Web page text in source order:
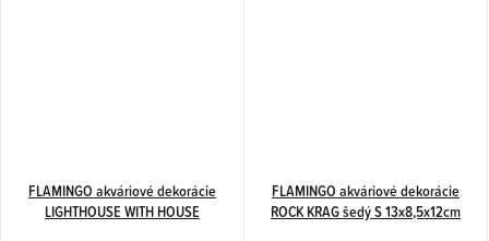
FLAMINGO akváriové dekorácie
LIGHTHOUSE WITH HOUSE
FLAMINGO akváriové dekorácie
ROCK KRAG šedý S 13x8,5x12cm